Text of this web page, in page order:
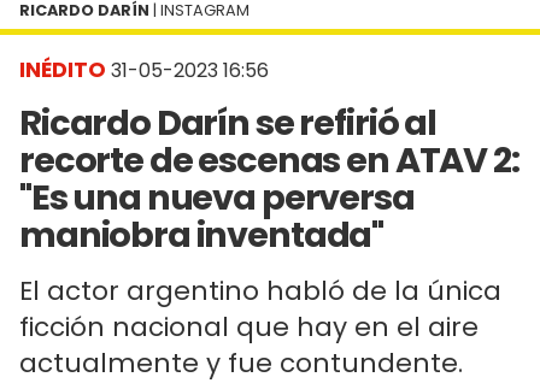
INÉDITO 31-05-2023 16:56
Ricardo Darín se refirió al
recorte de escenas en ATAV 2:
"Es una nueva perversa
maniobra inventada"
El actor argentino habló de la única
ficción nacional que hay en el aire
actualmente y fue contundente.
RICARDO DARÍN | INSTAGRAM